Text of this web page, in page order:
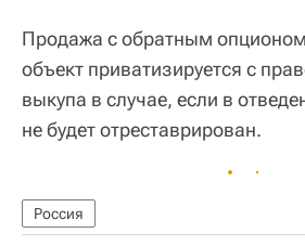
Продажа с обратным
объект приватизируется с
выкупа в случае, если в
не будет отреставрирован.
Россия